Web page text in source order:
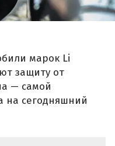
марок Li
защиту от
— самой
на сегодняшний